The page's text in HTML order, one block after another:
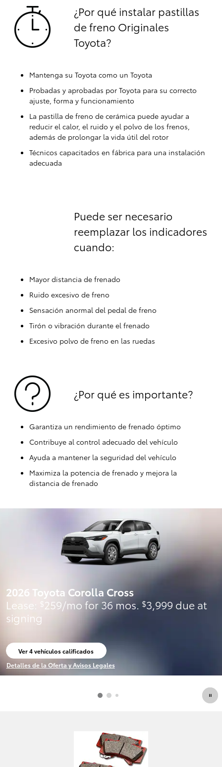
¿Por qué instalar pastillas
de freno Originales
Toyota?
Mantenga su Toyota como un Toyota
Probadas y aprobadas por Toyota para su correcto
ajuste, forma y funcionamiento
La pastilla de freno de cerámica puede ayudar a
reducir el calor, el ruido y el polvo de los frenos,
además de prolongar la vida útil del rotor
Técnicos capacitados en fábrica para una instalación
adecuada
Puede ser necesario
reemplazar los indicadores
cuando:
Mayor distancia de frenado
Ruido excesivo de freno
Sensación anormal del pedal de freno
Tirón o vibración durante el frenado
Excesivo polvo de freno en las ruedas
¿Por qué es importante?
Garantiza un rendimiento de frenado óptimo
Contribuye al control adecuado del vehículo
Ayuda a mantener la seguridad del vehículo
Maximiza la potencia de frenado y mejora la
distancia de frenado
2026 Toyota Corolla Cross
Lease:
$259/mo for 36 mos. $3,999 due at
signing
Ver 4 vehículos calificados
abrir en la misma pestaña
Detalles de la Oferta y Avisos Legales
Open Incentive Modal